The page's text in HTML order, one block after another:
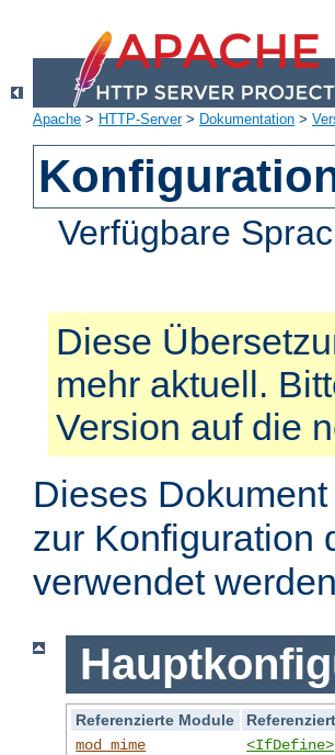
Apache > HTTP-Server> Dokumentation >
Verfügbare
Diese
mehr aktuell.
Version auf die
Dieses
zur Konfiguration
verwendet
Referenzierte Module
mod_mime
<IfDefine>